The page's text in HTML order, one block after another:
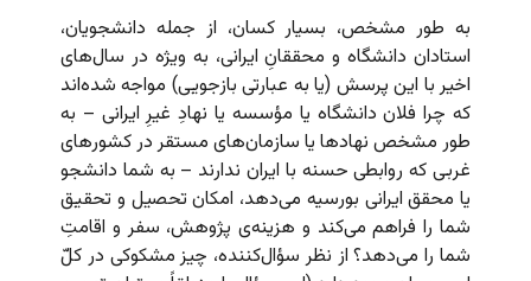
به طور مشخص، بسیار کسان، از جمله دانشجویان،
استادان دانشگاه و محققانِ ایرانی، به ویژه در سال‌های
اخیر با این پرسش (یا به عبارتی بازجویی) مواجه شده‌اند
که چرا فلان دانشگاه یا مؤسسه یا نهادِ غیرِ ایرانی – به
طور مشخص نهادها یا سازمان‌های مستقر در کشورهای
غربی که روابطی حسنه با ایران ندارند – به شما دانشجو
یا محقق ایرانی بورسیه می‌دهد، امکان تحصیل و تحقیق
شما را فراهم می‌کند و هزینه‌ی پژوهش، سفر و اقامتِ
شما را می‌دهد؟ از نظر سؤال‌کننده، چیز مشکوکی در کلّ